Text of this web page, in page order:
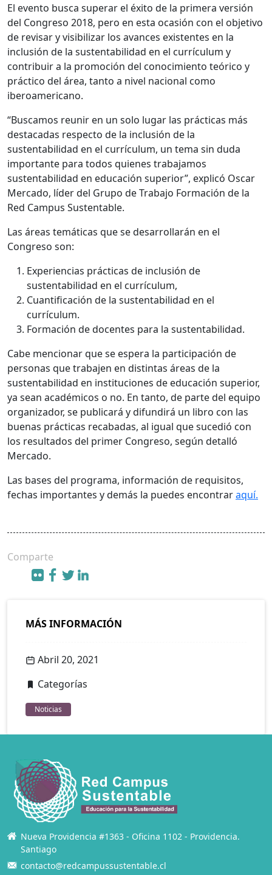
El evento busca superar el éxito de la primera versión
del Congreso 2018, pero en esta ocasión con el objetivo
de revisar y visibilizar los avances existentes en la
inclusión de la sustentabilidad en el currículum y
contribuir a la promoción del conocimiento teórico y
práctico del área, tanto a nivel nacional como
iberoamericano.
“Buscamos reunir en un solo lugar las prácticas más
destacadas respecto de la inclusión de la
sustentabilidad en el currículum, un tema sin duda
importante para todos quienes trabajamos
sustentabilidad en educación superior”, explicó Oscar
Mercado, líder del Grupo de Trabajo Formación de la
Red Campus Sustentable.
Las áreas temáticas que se desarrollarán en el
Congreso son:
Experiencias prácticas de inclusión de
sustentabilidad en el currículum,
Cuantificación de la sustentabilidad en el
currículum.
Formación de docentes para la sustentabilidad.
Cabe mencionar que se espera la participación de
personas que trabajen en distintas áreas de la
sustentabilidad en instituciones de educación superior,
ya sean académicos o no. En tanto, de parte del equipo
organizador, se publicará y difundirá un libro con las
buenas prácticas recabadas, al igual que sucedió con
los resultados del primer Congreso, según detalló
Mercado.
Las bases del programa, información de requisitos,
fechas importantes y demás la puedes encontraraquí.
Comparte
MÁS INFORMACIÓN
Abril 20, 2021
Categorías
Noticias
Nueva Providencia #1363 - Oficina 1102 - Providencia.
Santiago
contacto@redcampussustentable.cl